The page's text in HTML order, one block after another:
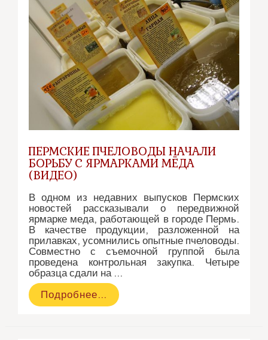
по
европейским
мировым
стандартам
ПЕРМСКИЕ ПЧЕЛОВОДЫ НАЧАЛИ
БОРЬБУ С ЯРМАРКАМИ МЁДА
(ВИДЕО)
В одном из недавних выпусков Пермских
новостей рассказывали о передвижной
ярмарке меда, работающей в городе Пермь.
В качестве продукции, разложенной на
прилавках, усомнились опытные пчеловоды.
Совместно с съемочной группой была
проведена контрольная закупка. Четыре
образца сдали на …
Пермские
пчеловоды
Подробнее…